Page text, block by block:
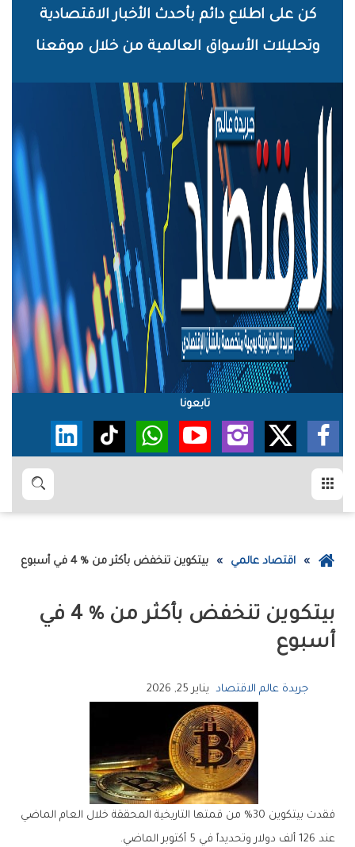
الرئيسي
كن على اطلاع دائم بأحدث الأخبار الاقتصادية
وتحليلات الأسواق العالمية من خلال موقعنا
تابعونا
بحث
عودة
الصفحة
الرئيسية
اقتصاد عالمي بيتكوين‭ ‬تنخفض‭ ‬بأكثر‭ ‬من‭ ‬4‭ % ‬في‭ ‬أسبوع
‬أسبوع
جريدة عالم الاقتصاد يناير 25, 2026
فقدت بيتكوين 30% من قمتها التاريخية المحققة خلال العام الماضي
عند 126 ألف دولار وتحديداً في 5 أكتوبر الماضي.